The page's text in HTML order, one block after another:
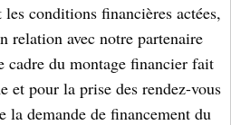
conditions financières actées,
relation avec notre partenaire
cadre du montage financier fait
et pour la prise des rendez-vous
la demande de financement du